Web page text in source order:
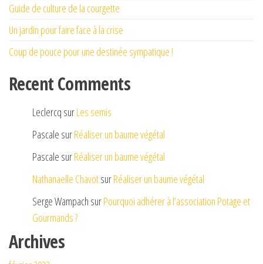
Guide de culture de la courgette
Un jardin pour faire face à la crise
Coup de pouce pour une destinée sympatique !
Recent Comments
Leclercq surLes semis
Pascale surRéaliser un baume végétal
Pascale surRéaliser un baume végétal
Nathanaelle ChavotsurRéaliser un baume végétal
Serge Wampach surPourquoi adhérer à l’association Potage et
Gourmands ?
Archives